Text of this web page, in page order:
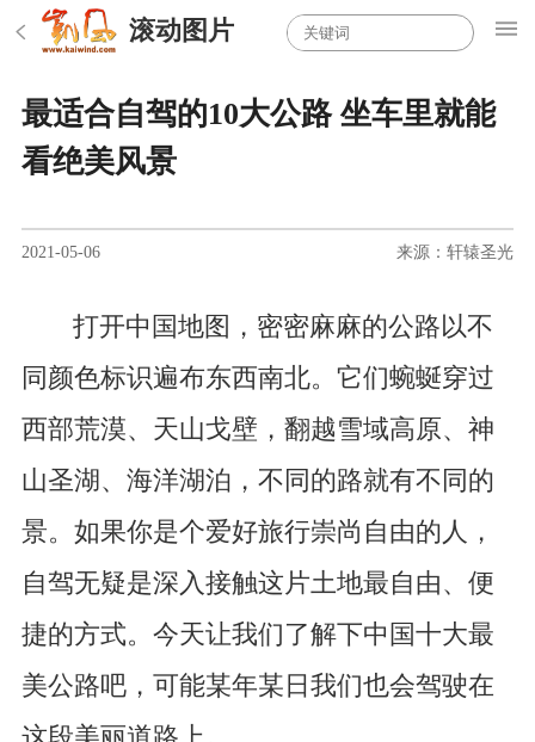
滚动图片
最适合自驾的10大公路 坐车里就能
看绝美风景
2021-05-06 来源：轩辕圣光
打开中国地图，密密麻麻的公路以不
同颜色标识遍布东西南北。它们蜿蜒穿过
西部荒漠、天山戈壁，翻越雪域高原、神
山圣湖、海洋湖泊，不同的路就有不同的
景。如果你是个爱好旅行崇尚自由的人，
自驾无疑是深入接触这片土地最自由、便
捷的方式。今天让我们了解下中国十大最
美公路吧，可能某年某日我们也会驾驶在